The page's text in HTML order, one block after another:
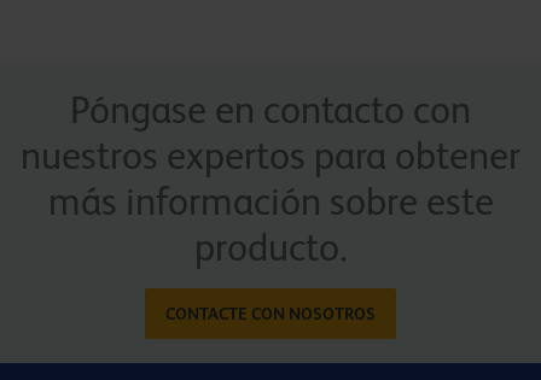
Póngase en contacto con
nuestros expertos para obtener
más información sobre este
producto.
CONTACTE CON NOSOTROS